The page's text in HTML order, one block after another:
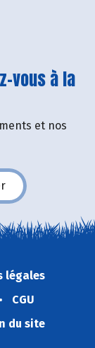
vous à la
et nos
légales
CGU
du site